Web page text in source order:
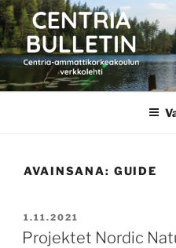
Siirry
sisältöön
CENTRIA
AVAINSANA: GUIDE
JULKAISTU
1.11.2021
Projektet Nordic